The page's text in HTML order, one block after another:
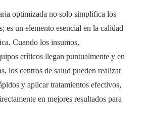
optimizada no solo simplifica los
es un elemento esencial en la calidad
Cuando los insumos,
críticos llegan puntualmente y en
los centros de salud pueden realizar
y aplicar tratamientos efectivos,
en mejores resultados para